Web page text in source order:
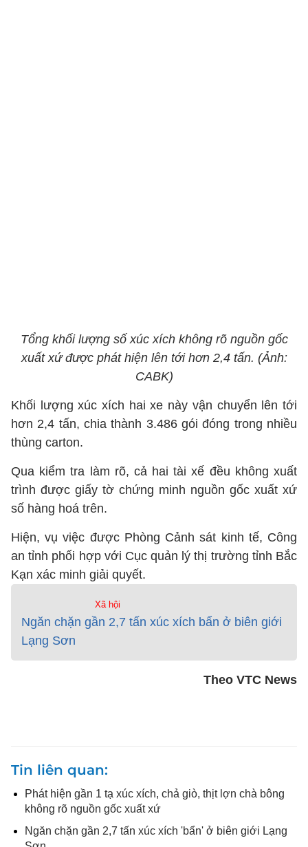
Tổng khối lượng số xúc xích không rõ nguồn gốc
xuất xứ được phát hiện lên tới hơn 2,4 tấn. (Ảnh:
CABK)
Khối lượng xúc xích hai xe này vận chuyển lên tới
hơn 2,4 tấn, chia thành 3.486 gói đóng trong nhiều
thùng carton.
Qua kiểm tra làm rõ, cả hai tài xế đều không xuất
trình được giấy tờ chứng minh nguồn gốc xuất xứ
số hàng hoá trên.
Hiện, vụ việc được Phòng Cảnh sát kinh tế, Công
an tỉnh phối hợp với Cục quản lý thị trường tỉnh Bắc
Kạn xác minh giải quyết.
Xã hội
Ngăn chặn gần 2,7 tấn xúc xích bẩn ở biên giới
Lạng Sơn
Theo VTC News
Tin liên quan
Phát hiện gần 1 tạ xúc xích, chả giò, thịt lợn chà bông
không rõ nguồn gốc xuất xứ
Ngăn chặn gần 2,7 tấn xúc xích 'bẩn' ở biên giới Lạng